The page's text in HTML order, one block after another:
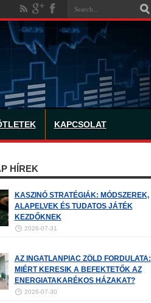
KAPCSOLAT
HÍREK
KASZINÓ STRATÉGIÁK: MÓDSZEREK,
ALAPELVEK ÉS TUDATOS JÁTÉK
KEZDŐKNEK
2026-07-31
AZ INGATLANPIAC ZÖLD FORDULATA:
MIÉRT KERESIK A BEFEKTETŐK AZ
ENERGIATAKARÉKOS HÁZAKAT?
2026-07-30